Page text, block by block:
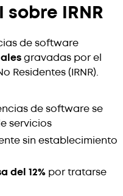
IRNR
de software
gravadas por el
Residentes (IRNR).
de software se
servicios
sin establecimiento
del 12% por tratarse